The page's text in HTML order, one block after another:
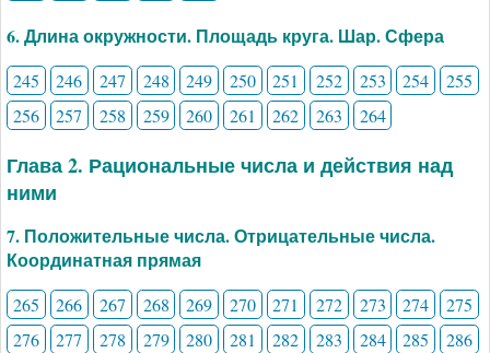
6. Длина окружности. Площадь круга. Шар. Сфера
245 246 247 248 249 250 251 252 253 254
255
256
257 258 259 260 261 262 263 264
Глава 2. Рациональные числа и действия над
ними
7. Положительные числа. Отрицательные числа.
Координатная прямая
265 266 267 268 269 270 271 272 273 274
275
276
277 278 279 280 281 282 283 284 285
286